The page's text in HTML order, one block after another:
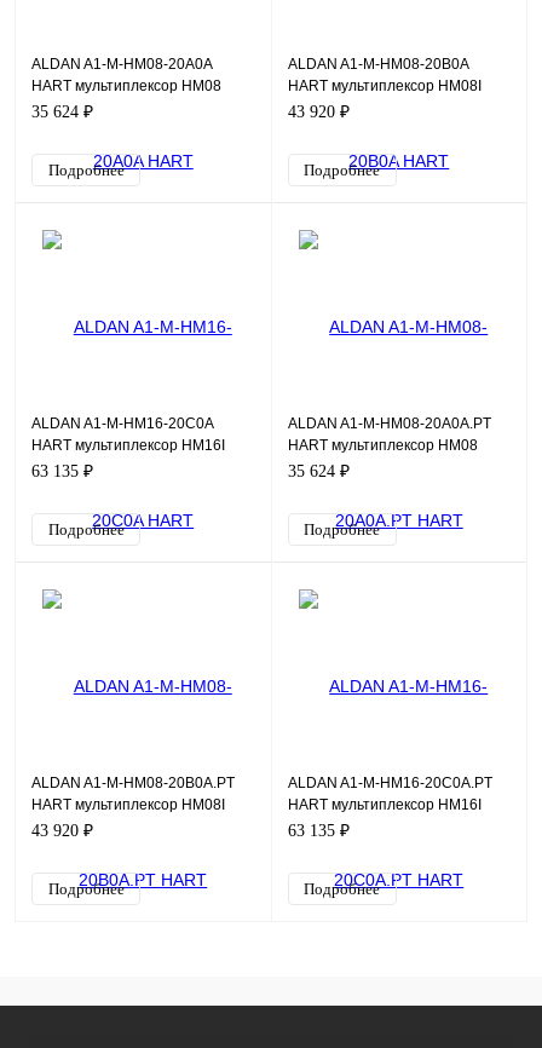
ALDAN A1-M-HM08-20A0A
HART мультиплексор HM08
35 624 ₽
Подробнее
ALDAN A1-M-HM08-20B0A
HART мультиплексор HM08I
43 920 ₽
Подробнее
ALDAN A1-M-HM16-20C0A
HART мультиплексор HM16I
63 135 ₽
Подробнее
ALDAN A1-M-HM08-20A0A.PT
HART мультиплексор HM08
35 624 ₽
Подробнее
ALDAN A1-M-HM08-20B0A.PT
HART мультиплексор HM08I
43 920 ₽
Подробнее
ALDAN A1-M-HM16-20C0A.PT
HART мультиплексор HM16I
63 135 ₽
Подробнее